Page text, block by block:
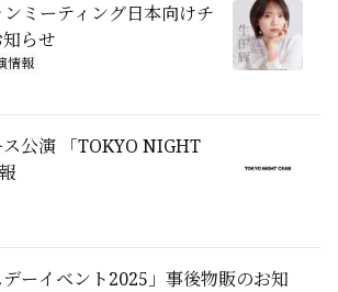
ミーティング日本向けチ
らせ
情報
公演 「TOKYO NIGHT
デーイベント2025」事後物販のお知